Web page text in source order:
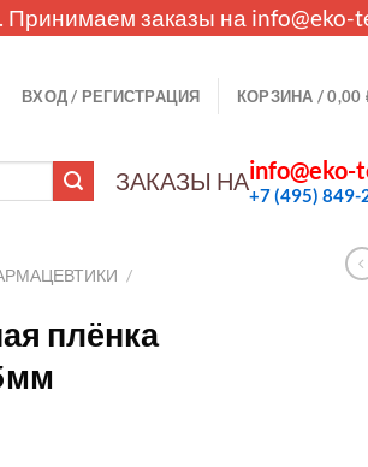
Принимаем заказы на info@eko-
ВХОД / РЕГИСТРАЦИЯ КОРЗИНА /0,00
ЗАКАЗЫ НАinfo@eko-
+7 (495) 849-
/
плёнка